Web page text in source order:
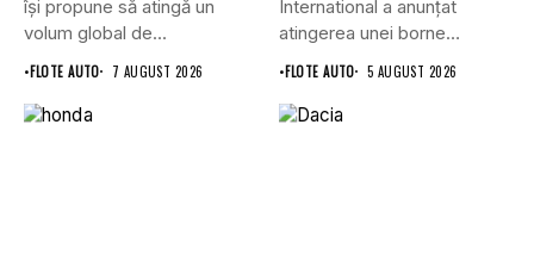
își propune să atingă un
volum global de...
•FLOTE AUTO 7 AUGUST 2026
International a anunțat
atingerea unei borne
istorice în industria...
•FLOTE AUTO 5 AUGUST 2026